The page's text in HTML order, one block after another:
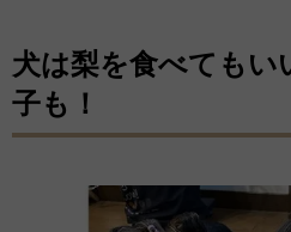
犬は梨を食べてもい
子も！